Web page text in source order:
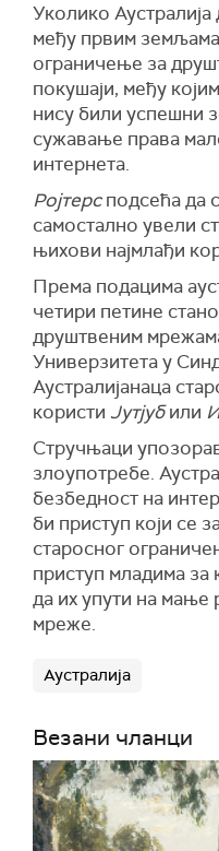
Уколико Аустралија
међу првим земљама
ограничење за
покушаји, међу
нису били успешни
сужавање права
интернета.
Ројтерсподсећа да
самостално увели
њихови најмлађи
Према подацима
четири петине
друштвеним
Универзитета у
Аустралијанаца
користи Јутјубили
Стручњаци
злоупотребе.
безбедност на
би приступ који се
старосног
приступ младима за
да их упути на мање
мреже.
Аустралија
Везани чланци